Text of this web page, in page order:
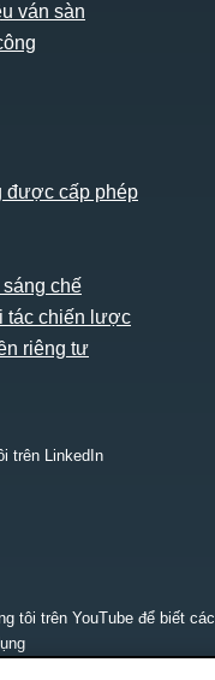
ván sàn
được cấp phép
chế
tác chiến lược
riêng tư
trên LinkedIn
tôi trên YouTube để biết